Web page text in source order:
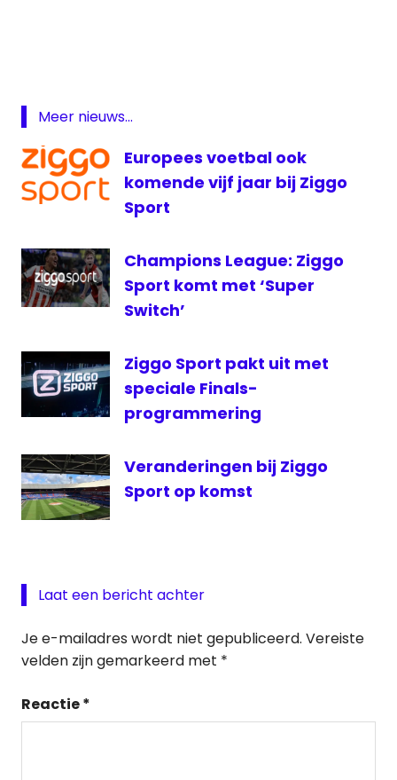
live
Langs
de
Lijn
League
Paris
Saint
Radio
1 live
voetbal
Meer nieuws...
Europees voetbal ook
komende vijf jaar bij Ziggo
Sport
Champions League: Ziggo
Sport komt met ‘Super
Switch’
Ziggo Sport pakt uit met
speciale Finals-
programmering
Veranderingen bij Ziggo
Sport op komst
Laat een bericht achter
Je e-mailadres wordt niet gepubliceerd. Vereiste
velden zijn gemarkeerd met *
Reactie*